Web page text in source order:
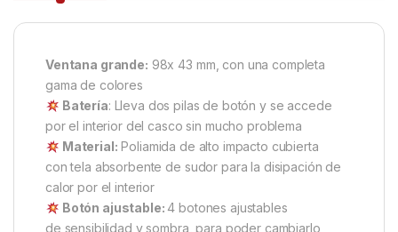
Ventana grande: 98x 43 mm, con una completa
gama de colores
Batería: Lleva dos pilas de botón y se accede
por el interior del casco sin mucho problema
Material: Poliamida de alto impacto cubierta
con tela absorbente de sudor para la disipación de
calor por el interior
Botón ajustable: 4 botones ajustables
de sensibilidad y sombra, para poder cambiarlo